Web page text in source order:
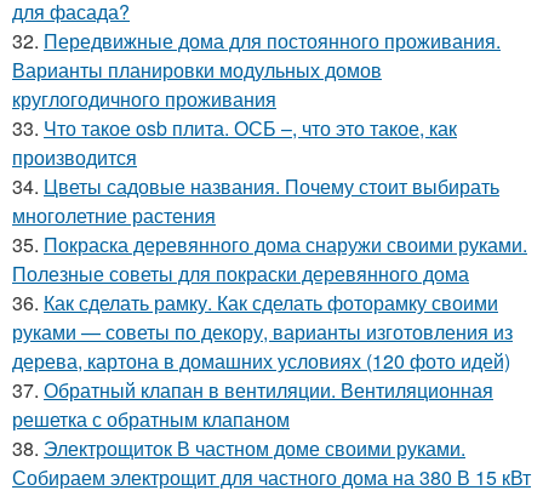
для фасада?
32. Передвижные дома для постоянного проживания.
Варианты планировки модульных домов
круглогодичного проживания
33. Что такое osb плита. ОСБ –, что это такое, как
производится
34. Цветы садовые названия. Почему стоит выбирать
многолетние растения
35. Покраска деревянного дома снаружи своими руками.
Полезные советы для покраски деревянного дома
36. Как сделать рамку. Как сделать фоторамку своими
руками — советы по декору, варианты изготовления из
дерева, картона в домашних условиях (120 фото идей)
37. Обратный клапан в вентиляции. Вентиляционная
решетка с обратным клапаном
38. Электрощиток В частном доме своими руками.
Собираем электрощит для частного дома на 380 В 15 кВт